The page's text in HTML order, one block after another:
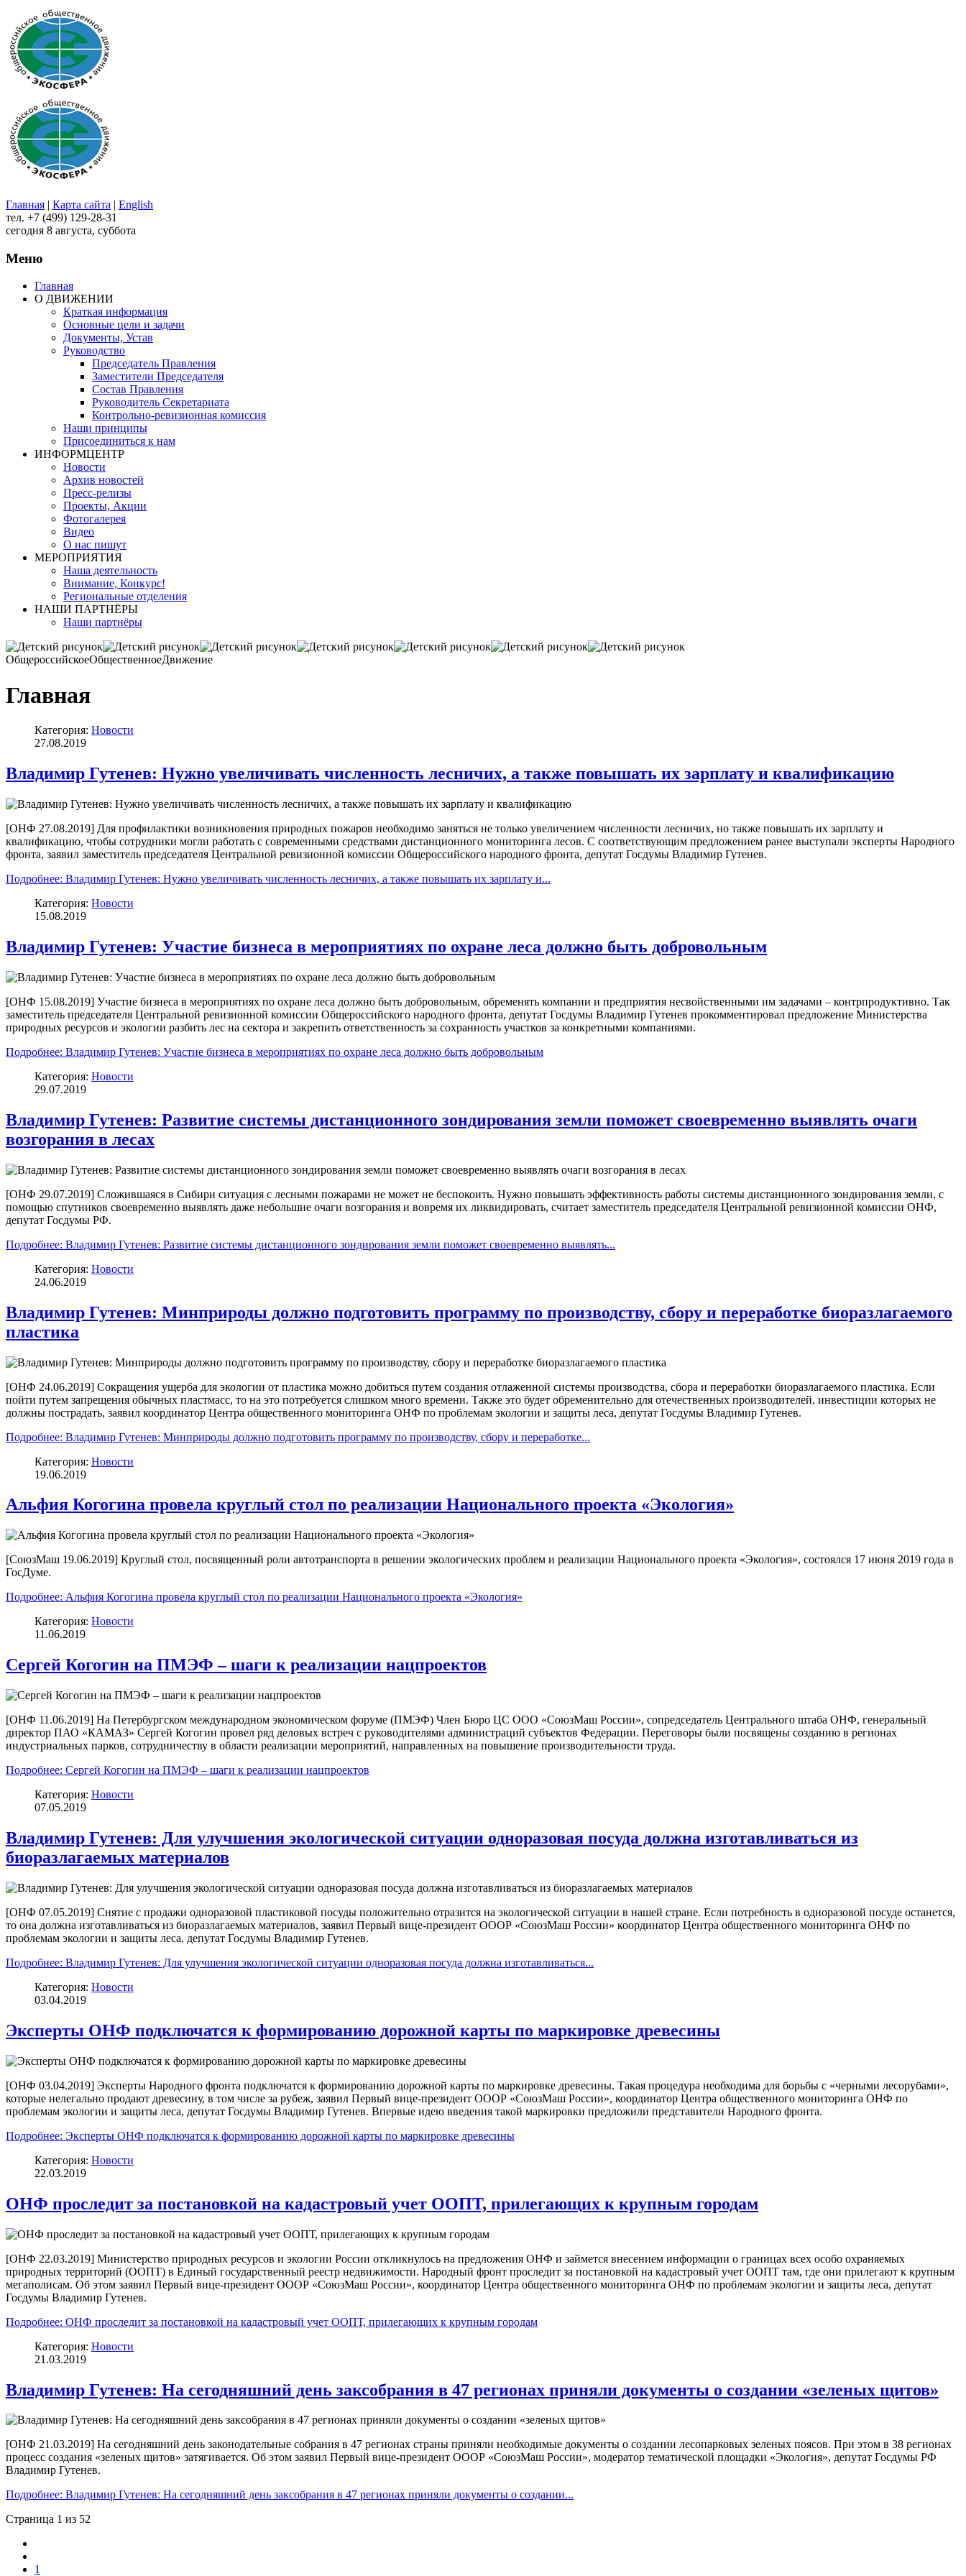
Главная | Карта сайта | English
тел. +7 (499) 129-28-31
сегодня 8 августа, суббота
Меню
Главная
О ДВИЖЕНИИ
Краткая информация
Основные цели и задачи
Документы, Устав
Руководство
Председатель Правления
Заместители Председателя
Состав Правления
Руководитель Секретариата
Контрольно-ревизионная комиссия
Наши принципы
Присоединиться к нам
ИНФОРМЦЕНТР
Новости
Архив новостей
Пресс-релизы
Проекты, Акции
Фотогалерея
Видео
О нас пишут
МЕРОПРИЯТИЯ
Наша деятельность
Внимание, Конкурс!
Региональные отделения
НАШИ ПАРТНЁРЫ
Наши партнёры
ОбщероссийскоеОбщественноеДвижение
Главная
Категория: Новости
27.08.2019
Владимир Гутенев: Нужно увеличивать численность лесничих, а также повышать их зарплату и квалификацию
[ОНФ 27.08.2019] Для профилактики возникновения природных пожаров необходимо заняться не только увеличением численности лесничих, но также повышать их зарплату и
квалификацию, чтобы сотрудники могли работать с современными средствами дистанционного мониторинга лесов. С соответствующим предложением ранее выступали эксперты Народного
фронта, заявил заместитель председателя Центральной ревизионной комиссии Общероссийского народного фронта, депутат Госдумы Владимир Гутенев.
Подробнее: Владимир Гутенев: Нужно увеличивать численность лесничих, а также повышать их зарплату и...
Категория: Новости
15.08.2019
Владимир Гутенев: Участие бизнеса в мероприятиях по охране леса должно быть добровольным
[ОНФ 15.08.2019] Участие бизнеса в мероприятиях по охране леса должно быть добровольным, обременять компании и предприятия несвойственными им задачами – контрпродуктивно. Так
заместитель председателя Центральной ревизионной комиссии Общероссийского народного фронта, депутат Госдумы Владимир Гутенев прокомментировал предложение Министерства
природных ресурсов и экологии разбить лес на сектора и закрепить ответственность за сохранность участков за конкретными компаниями.
Подробнее: Владимир Гутенев: Участие бизнеса в мероприятиях по охране леса должно быть добровольным
Категория: Новости
29.07.2019
Владимир Гутенев: Развитие системы дистанционного зондирования земли поможет своевременно выявлять очаги
возгорания в лесах
[ОНФ 29.07.2019] Сложившаяся в Сибири ситуация с лесными пожарами не может не беспокоить. Нужно повышать эффективность работы системы дистанционного зондирования земли, с
помощью спутников своевременно выявлять даже небольшие очаги возгорания и вовремя их ликвидировать, считает заместитель председателя Центральной ревизионной комиссии ОНФ,
депутат Госдумы РФ.
Подробнее: Владимир Гутенев: Развитие системы дистанционного зондирования земли поможет своевременно выявлять...
Категория: Новости
24.06.2019
Владимир Гутенев: Минприроды должно подготовить программу по производству, сбору и переработке биоразлагаемого
пластика
[ОНФ 24.06.2019] Сокращения ущерба для экологии от пластика можно добиться путем создания отлаженной системы производства, сбора и переработки биоразлагаемого пластика. Если
пойти путем запрещения обычных пластмасс, то на это потребуется слишком много времени. Также это будет обременительно для отечественных производителей, инвестиции которых не
должны пострадать, заявил координатор Центра общественного мониторинга ОНФ по проблемам экологии и защиты леса, депутат Госдумы Владимир Гутенев.
Подробнее: Владимир Гутенев: Минприроды должно подготовить программу по производству, сбору и переработке...
Категория: Новости
19.06.2019
Альфия Когогина провела круглый стол по реализации Национального проекта «Экология»
[СоюзМаш 19.06.2019] Круглый стол, посвященный роли автотранспорта в решении экологических проблем и реализации Национального проекта «Экология», состоялся 17 июня 2019 года в
ГосДуме.
Подробнее: Альфия Когогина провела круглый стол по реализации Национального проекта «Экология»
Категория: Новости
11.06.2019
Сергей Когогин на ПМЭФ – шаги к реализации нацпроектов
[ОНФ 11.06.2019] На Петербургском международном экономическом форуме (ПМЭФ) Член Бюро ЦС ООО «СоюзМаш России», сопредседатель Центрального штаба ОНФ, генеральный
директор ПАО «КАМАЗ» Сергей Когогин провел ряд деловых встреч с руководителями администраций субъектов Федерации. Переговоры были посвящены созданию в регионах
индустриальных парков, сотрудничеству в области реализации мероприятий, направленных на повышение производительности труда.
Подробнее: Сергей Когогин на ПМЭФ – шаги к реализации нацпроектов
Категория: Новости
07.05.2019
Владимир Гутенев: Для улучшения экологической ситуации одноразовая посуда должна изготавливаться из
биоразлагаемых материалов
[ОНФ 07.05.2019] Снятие с продажи одноразовой пластиковой посуды положительно отразится на экологической ситуации в нашей стране. Если потребность в одноразовой посуде останется,
то она должна изготавливаться из биоразлагаемых материалов, заявил Первый вице-президент ОООР «СоюзМаш России» координатор Центра общественного мониторинга ОНФ по
проблемам экологии и защиты леса, депутат Госдумы Владимир Гутенев.
Подробнее: Владимир Гутенев: Для улучшения экологической ситуации одноразовая посуда должна изготавливаться...
Категория: Новости
03.04.2019
Эксперты ОНФ подключатся к формированию дорожной карты по маркировке древесины
[ОНФ 03.04.2019] Эксперты Народного фронта подключатся к формированию дорожной карты по маркировке древесины. Такая процедура необходима для борьбы с «черными лесорубами»,
которые нелегально продают древесину, в том числе за рубеж, заявил Первый вице-президент ОООР «СоюзМаш России», координатор Центра общественного мониторинга ОНФ по
проблемам экологии и защиты леса, депутат Госдумы Владимир Гутенев. Впервые идею введения такой маркировки предложили представители Народного фронта.
Подробнее: Эксперты ОНФ подключатся к формированию дорожной карты по маркировке древесины
Категория: Новости
22.03.2019
ОНФ проследит за постановкой на кадастровый учет ООПТ, прилегающих к крупным городам
[ОНФ 22.03.2019] Министерство природных ресурсов и экологии России откликнулось на предложения ОНФ и займется внесением информации о границах всех особо охраняемых
природных территорий (ООПТ) в Единый государственный реестр недвижимости. Народный фронт проследит за постановкой на кадастровый учет ООПТ там, где они прилегают к крупным
мегаполисам. Об этом заявил Первый вице-президент ОООР «СоюзМаш России», координатор Центра общественного мониторинга ОНФ по проблемам экологии и защиты леса, депутат
Госдумы Владимир Гутенев.
Подробнее: ОНФ проследит за постановкой на кадастровый учет ООПТ, прилегающих к крупным городам
Категория: Новости
21.03.2019
Владимир Гутенев: На сегодняшний день заксобрания в 47 регионах приняли документы о создании «зеленых щитов»
[ОНФ 21.03.2019] На сегодняшний день законодательные собрания в 47 регионах страны приняли необходимые документы о создании лесопарковых зеленых поясов. При этом в 38 регионах
процесс создания «зеленых щитов» затягивается. Об этом заявил Первый вице-президент ОООР «СоюзМаш России», модератор тематической площадки «Экология», депутат Госдумы РФ
Владимир Гутенев.
Подробнее: Владимир Гутенев: На сегодняшний день заксобрания в 47 регионах приняли документы о создании...
Страница 1 из 52
1